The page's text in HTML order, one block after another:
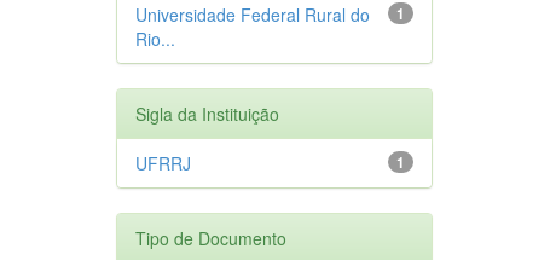
1
Universidade Federal Rural do
Rio...
Sigla da Instituição
1
UFRRJ
Tipo de Documento